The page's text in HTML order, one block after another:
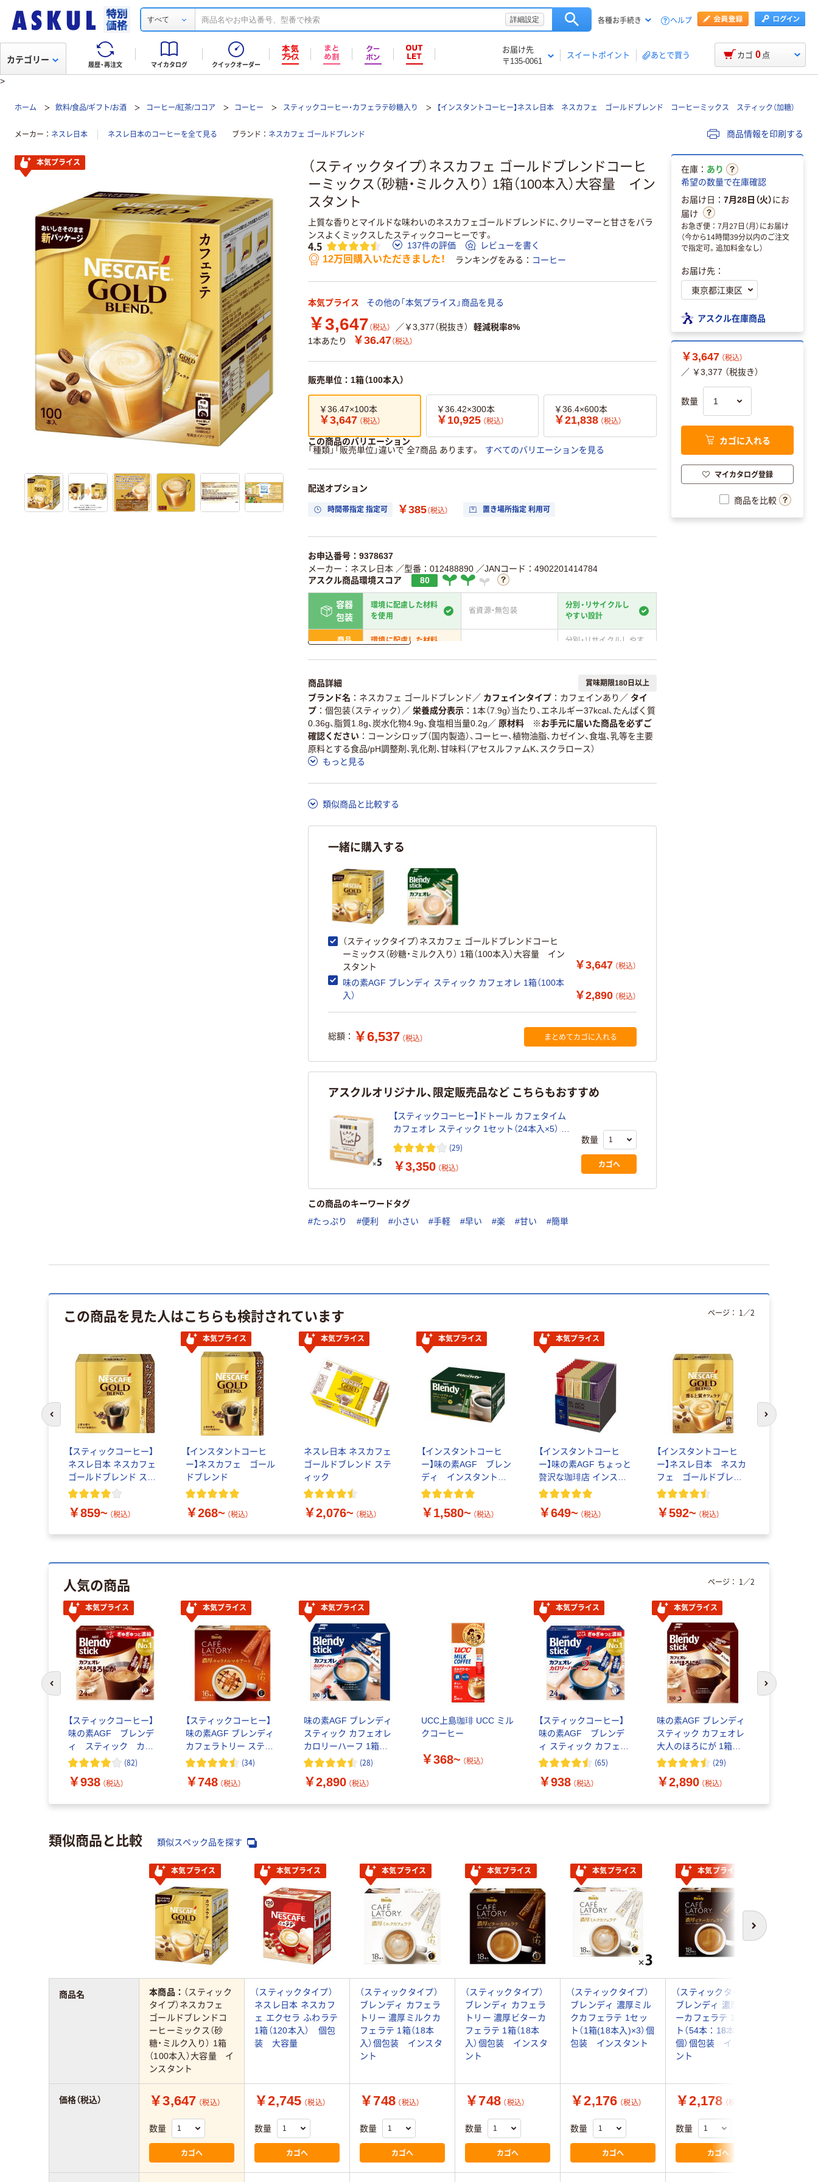
すべて 詳細設定 各種お手続き ヘルプ
履歴・再注文 マイカタログ クイックオーダー
お届け先
〒135-0061
スイートポイント あとで買う
カテゴリー カゴ 0 点
>
ホーム 飲料/食品/ギフト/お酒 コーヒー/紅茶/ココア コーヒー スティックコーヒー・カフェラテ砂糖入り 【インスタントコーヒー】ネスレ日本 ネスカフェ ゴールドブレンド コーヒーミックス スティック（加糖）
メーカー ネスレ日本 ネスレ日本のコーヒーを全て見る ブランド ネスカフェ ゴールドブレンド 商品情報を印刷する
（スティックタイプ）ネスカフェ ゴールドブレンドコーヒ
ーミックス（砂糖・ミルク入り） 1箱（100本入）大容量 イン
スタント
上質な香りとマイルドな味わいのネスカフェゴールドブレンドに、クリーマーと甘さをバラ
ンスよくミックスしたスティックコーヒーです。
4.5 137件の評価 レビューを書く
12万回購入いただきました！ ランキングをみる コーヒー
本気プライス その他の「本気プライス」商品を見る
￥3,647 （税込） ／￥3,377（税抜き）
軽減税率8%
1本あたり
￥36.47（税込）
販売単位：1箱（100本入）
￥36.47×100本
￥3,647 （税込）
￥36.42×300本
￥10,925 （税込）
￥36.4×600本
￥21,838 （税込）
この商品のバリエーション
「種類」「販売単位」違いで 全7商品 あります。
すべてのバリエーションを見る
配送オプション
時間帯指定 指定可 ￥385（税込） 置き場所指定 利用可
お申込番号：9378637
メーカー：ネスレ日本 ／型番：012488890 ／JANコード：4902201414784
アスクル商品環境スコア
80
容器
包装
環境に配慮した材料
を使用
省資源・無包装
分別・リサイクルし
やすい設計
商品
環境に配慮した材料
分別・リサイクルしやす
仕組
この商品の環境配慮ポイントです。詳しくはページ下部の商品詳細「
アスクル商品環境スコ
ア詳細／加点項目
」で確認できます。
詳しく見る
商品詳細 賞味期限180日以上
ブランド名 ネスカフェ ゴールドブレンド ／ カフェインタイプ カフェインあり ／ タイ
プ
個包装（スティック） ／ 栄養成分表示
1本（7.9g）当たり、エネルギー37kcal、たんぱく質
0.36g、脂質1.8g、炭水化物4.9g、食塩相当量0.2g ／ 原材料 ※お手元に届いた商品を必ずご
確認ください
コーンシロップ（国内製造）、コーヒー、植物油脂、カゼイン、食塩、乳等を主要
原料とする食品/pH調整剤、乳化剤、甘味料（アセスルファムK、スクラロース）
もっと見る
類似商品と比較する
一緒に購入する
（スティックタイプ）ネスカフェ ゴールドブレンドコーヒ
ーミックス（砂糖・ミルク入り） 1箱（100本入）大容量 イン
スタント
￥3,647 （税込）
味の素AGF ブレンディ スティック カフェオレ 1箱（100本
入）
￥2,890 （税込）
総額： ￥6,537 （税込） まとめてカゴに入れる
アスクルオリジナル、限定販売品など こちらもおすすめ
【スティックコーヒー】ドトール カフェタイム
カフェオレ スティック 1セット（24本入×5） オ
リジナル
(29)
￥3,350 （税込）
数量
カゴへ
この商品のキーワードタグ
#たっぷり #便利 #小さい #手軽 #早い #楽 #甘い #簡単
本気プライス
在庫： あり
希望の数量で在庫確認
お届け日： 7月28日（火）にお
届け
お急ぎ便：7月27日（月）にお届け
（今から14時間39分以内のご注文
で指定可。追加料金なし）
お届け先：
アスクル在庫商品
￥3,647 （税込）
／ ￥3,377 （税抜き）
数量
カゴに入れる
マイカタログ登録
商品を比較
この商品を見た人はこちらも検討されています
【スティックコーヒー】
ネスレ日本 ネスカフェ
ゴールドブレンド ステ
ィック ブラック
￥859~ （税込）
本気プライス
【インスタントコーヒ
ー】ネスカフェ ゴール
ドブレンド
￥268~ （税込）
本気プライス
ネスレ日本 ネスカフェ
ゴールドブレンド ステ
ィック
￥2,076~ （税込）
本気プライス
【インスタントコーヒ
ー】味の素AGF ブレン
ディ インスタントコ
ーヒー スティック
￥1,580~ （税込）
本気プライス
【インスタントコーヒ
ー】味の素AGF ちょっと
贅沢な珈琲店 インスタ
ントコーヒー スティッ
￥649~ （税込）
【インスタントコーヒ
ー】ネスレ日本 ネスカ
フェ ゴールドブレン
ド コーヒーミック
￥592~ （税込）
ページ： 1 ／2
前のスライドへ 次のスライド
人気の商品
本気プライス
【スティックコーヒー】
味の素AGF ブレンデ
ィ スティック カフ
ェオレ 大人のほろに
(82)
￥938 （税込）
本気プライス
【スティックコーヒー】
味の素AGF ブレンディ
カフェラトリー スティ
ック 濃厚キャラメルマ
(34)
￥748 （税込）
本気プライス
味の素AGF ブレンディ
スティック カフェオレ
カロリーハーフ 1箱
（100本入）
(28)
￥2,890 （税込）
UCC上島珈琲 UCC ミル
クコーヒー
￥368~ （税込）
本気プライス
【スティックコーヒー】
味の素AGF ブレンデ
ィ スティック カフェオ
レカロリーハーフ 1箱
(65)
￥938 （税込）
本気プライス
味の素AGF ブレンディ
スティック カフェオレ
大人のほろにが 1箱
（100本入）
(29)
￥2,890 （税込）
ページ： 1 ／2
前のスライドへ 次のスライド
類似商品と比較 類似スペック品を探す
次へ
本気プライス 本気プライス 本気プライス 本気プライス 本気プライス 本気プライス
本商品： （スティック
タイプ）ネスカフェ
ゴールドブレンドコ
ーヒーミックス（砂
糖・ミルク入り） 1箱
（100本入）大容量 イ
ンスタント
（スティックタイプ）
ネスレ日本 ネスカフ
ェ エクセラ ふわラテ
1箱（120本入） 個包
装 大容量
（スティックタイプ）
ブレンディ カフェラ
トリー 濃厚ミルクカ
フェラテ 1箱（18本
入）個包装 インスタ
ント
（スティックタイプ）
ブレンディ カフェラ
トリー 濃厚ビターカ
フェラテ 1箱（18本
入）個包装 インスタ
ント
（スティックタイプ）
ブレンディ 濃厚ミル
クカフェラテ 1セッ
ト（1箱(18本入)×3）個
包装 インスタント
（スティックタイプ）
ブレンディ 濃厚ビタ
ーカフェラテ 1セッ
ト（54本：18本入×3
個）個包装 インスタ
ント
￥3,647 （税込）
数量
カゴへ
￥2,745 （税込）
数量
カゴへ
￥748 （税込）
数量
カゴへ
￥748 （税込）
数量
カゴへ
￥2,176 （税込）
数量
カゴへ
￥2,178 （税込）
数量
カゴへ
商品名
価格（税込）